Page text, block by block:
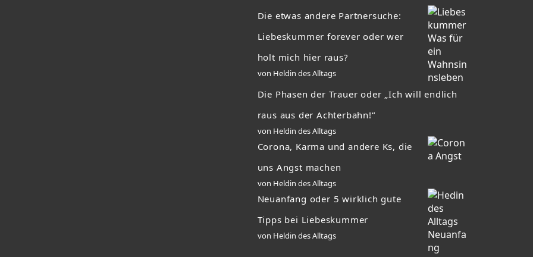
Die etwas andere Partnersuche:
Liebeskummer forever oder wer
holt mich hier raus?
von Heldin des Alltags
Die Phasen der Trauer oder „Ich will endlich
raus aus der Achterbahn!“
von Heldin des Alltags
Corona, Karma und andere Ks, die
uns Angst machen
von Heldin des Alltags
Neuanfang oder 5 wirklich gute
Tipps bei Liebeskummer
von Heldin des Alltags